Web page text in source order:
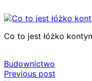
Co to jest łóżko
Budownictwo
Nawigacja
Previous post